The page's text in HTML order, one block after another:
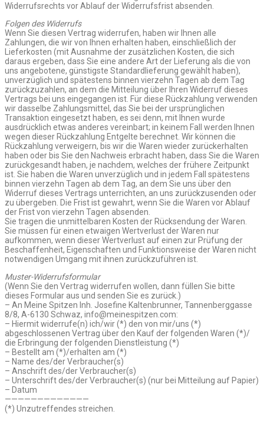
Widerrufsrechts vor Ablauf der Widerrufsfrist absenden.
Folgen des Widerrufs
Wenn Sie diesen Vertrag widerrufen, haben wir Ihnen alle
Zahlungen, die wir von Ihnen erhalten haben, einschließlich der
Lieferkosten (mit Ausnahme der zusätzlichen Kosten, die sich
daraus ergeben, dass Sie eine andere Art der Lieferung als die von
uns angebotene, günstigste Standardlieferung gewählt haben),
unverzüglich und spätestens binnen vierzehn Tagen ab dem Tag
zurückzuzahlen, an dem die Mitteilung über Ihren Widerruf dieses
Vertrags bei uns eingegangen ist. Für diese Rückzahlung verwenden
wir dasselbe Zahlungsmittel, das Sie bei der ursprünglichen
Transaktion eingesetzt haben, es sei denn, mit Ihnen wurde
ausdrücklich etwas anderes vereinbart; in keinem Fall werden Ihnen
wegen dieser Rückzahlung Entgelte berechnet. Wir können die
Rückzahlung verweigern, bis wir die Waren wieder zurückerhalten
haben oder bis Sie den Nachweis erbracht haben, dass Sie die Waren
zurückgesandt haben, je nachdem, welches der frühere Zeitpunkt
ist. Sie haben die Waren unverzüglich und in jedem Fall spätestens
binnen vierzehn Tagen ab dem Tag, an dem Sie uns über den
Widerruf dieses Vertrags unterrichten, an uns zurückzusenden oder
zu übergeben. Die Frist ist gewahrt, wenn Sie die Waren vor Ablauf
der Frist von vierzehn Tagen absenden.
Sie tragen die unmittelbaren Kosten der Rücksendung der Waren.
Sie müssen für einen etwaigen Wertverlust der Waren nur
aufkommen, wenn dieser Wertverlust auf einen zur Prüfung der
Beschaffenheit, Eigenschaften und Funktionsweise der Waren nicht
notwendigen Umgang mit ihnen zurückzuführen ist.
Muster-Widerrufsformular
(Wenn Sie den Vertrag widerrufen wollen, dann füllen Sie bitte
dieses Formular aus und senden Sie es zurück.)
– An Meine Spitzen Inh. Josefine Kaltenbrunner, Tannenberggasse
8/8, A-6130 Schwaz, info@meinespitzen.com:
– Hiermit widerrufe(n) ich/wir (*) den von mir/uns (*)
abgeschlossenen Vertrag über den Kauf der folgenden Waren (*)/
die Erbringung der folgenden Dienstleistung (*)
– Bestellt am (*)/erhalten am (*)
– Name des/der Verbraucher(s)
– Anschrift des/der Verbraucher(s)
– Unterschrift des/der Verbraucher(s) (nur bei Mitteilung auf Papier)
– Datum
—————————————
(*) Unzutreffendes streichen.